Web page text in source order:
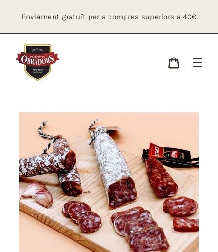
directamenteEnviament gratuït per a compres superiors a 40€